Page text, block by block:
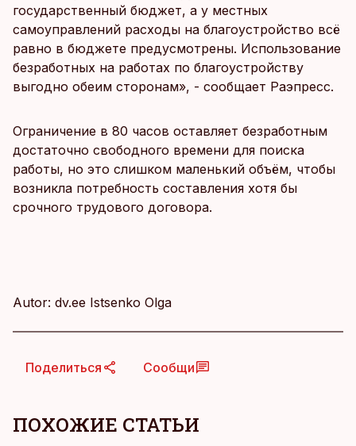
государственный бюджет, а у местных
самоуправлений расходы на благоустройство всё
равно в бюджете предусмотрены. Использование
безработных на работах по благоустройству
выгодно обеим сторонам», - сообщает Раэпресс.
Ограничение в 80 часов оставляет безработным
достаточно свободного времени для поиска
работы, но это слишком маленький объём, чтобы
возникла потребность составления хотя бы
срочного трудового договора.
Autor: dv.ee Istsenko Olga
Поделиться Сообщи
ПОХОЖИЕ СТАТЬИ